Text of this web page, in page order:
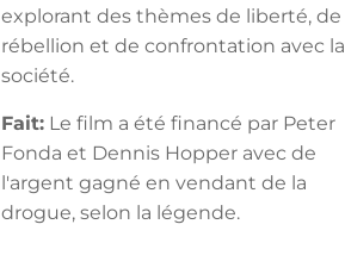
explorant des thèmes de liberté, de
rébellion et de confrontation avec la
société.
Fait: Le film a été financé par Peter
Fonda et Dennis Hopper avec de
l'argent gagné en vendant de la
drogue, selon la légende.